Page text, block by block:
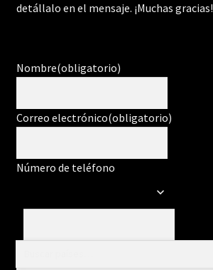
detállalo en el mensaje. ¡Muchas gracias!
Nombre(obligatorio)
Correo electrónico(obligatorio)
Número de teléfono